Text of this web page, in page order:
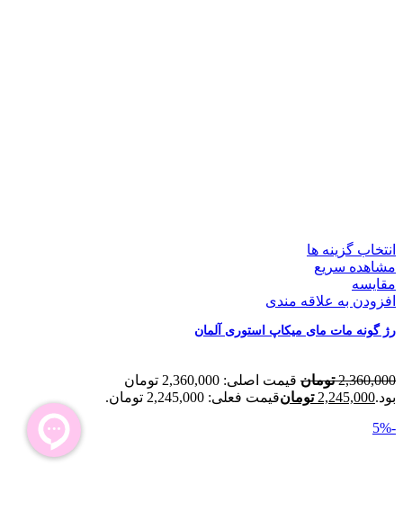
انتخاب گزینه ها
مشاهده سریع
مقایسه
افزودن به علاقه مندی
رژ گونه مات مای میکاپ استوری آلمان
2,360,000 تومان
قیمت اصلی: 2,360,000 تومان
بود.2,245,000 تومانقیمت فعلی: 2,245,000 تومان.
-5%